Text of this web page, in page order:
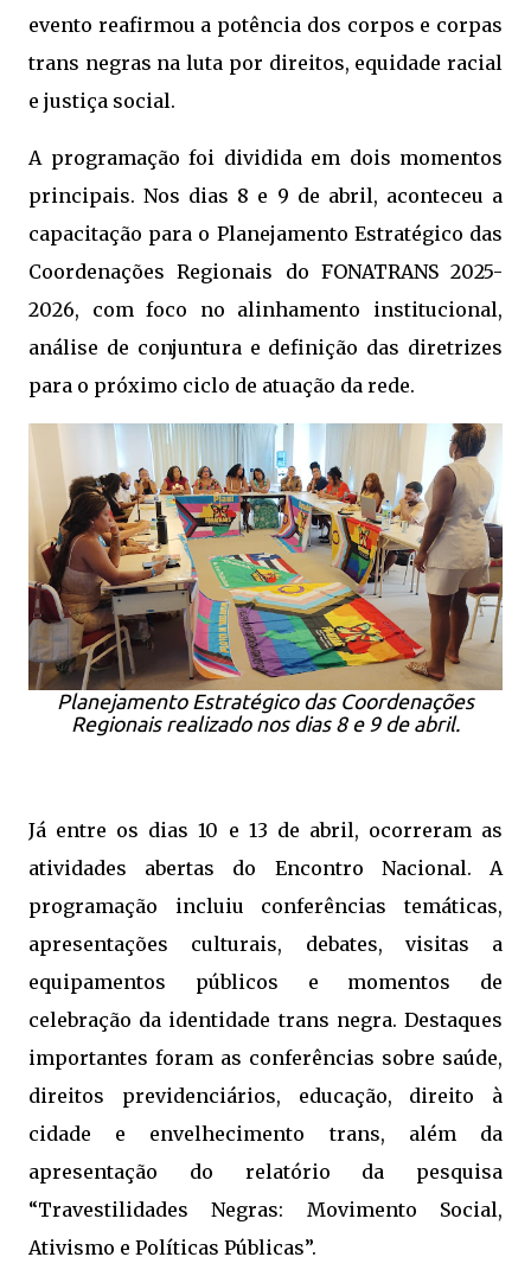
evento reafirmou a potência dos corpos e corpas
trans negras na luta por direitos, equidade racial
e justiça social.
A programação foi dividida em dois momentos
principais. Nos dias 8 e 9 de abril, aconteceu a
capacitação para o Planejamento Estratégico das
Coordenações Regionais do FONATRANS 2025-
2026, com foco no alinhamento institucional,
análise de conjuntura e definição das diretrizes
para o próximo ciclo de atuação da rede.
Planejamento Estratégico das Coordenações
Regionais realizado nos dias 8 e 9 de abril.
Já entre os dias 10 e 13 de abril, ocorreram as
atividades abertas do Encontro Nacional. A
programação incluiu conferências temáticas,
apresentações culturais, debates, visitas a
equipamentos públicos e momentos de
celebração da identidade trans negra. Destaques
importantes foram as conferências sobre saúde,
direitos previdenciários, educação, direito à
cidade e envelhecimento trans, além da
apresentação do relatório da pesquisa
“Travestilidades Negras: Movimento Social,
Ativismo e Políticas Públicas”.